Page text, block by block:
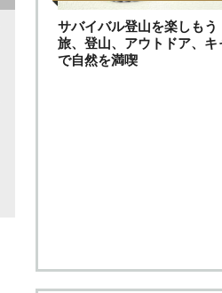
サバイバル登山を楽しも
旅、登山、アウトドア、キ
で自然を満喫